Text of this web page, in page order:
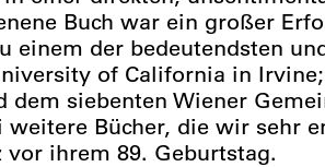
Buch war ein großer
einem der bedeutendsten
of California in
siebenten Wiener
Bücher, die wir sehr
vor ihrem 89. Geburtstag.